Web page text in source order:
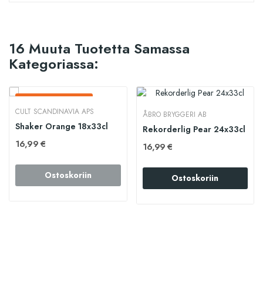
16 Muuta Tuotetta Samassa
Kategoriassa:
Loppunut Varastosta
CULT SCANDINAVIA APS
Shaker Orange 18x33cl
16,99 €
Ostoskoriin
ÅBRO BRYGGERI AB
Rekorderlig Pear 24x33cl
16,99 €
Ostoskoriin